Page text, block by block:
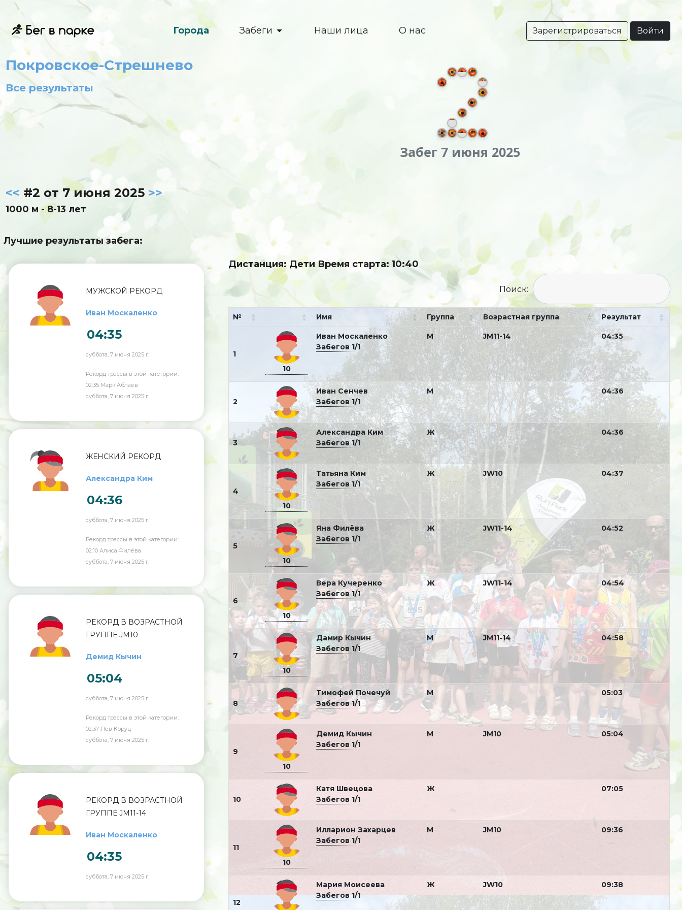
Города Забеги Наши лица О нас Зарегистрироваться Войти
Покровское-Стрешнево
Все результаты
Забег 7 июня 2025
<< #2 от 7 июня 2025 >>
1000 м - 8-13 лет
Лучшие результаты забега:
МУЖСКОЙ РЕКОРД
Иван Москаленко
04:35
суббота, 7 июня 2025 г.
Рекорд трассы в этой категории:
02:35 Марк Аблаев
суббота, 7 июня 2025 г.
ЖЕНСКИЙ РЕКОРД
Александра Ким
04:36
суббота, 7 июня 2025 г.
Рекорд трассы в этой категории:
02:10 Алиса Филёва
суббота, 7 июня 2025 г.
РЕКОРД В ВОЗРАСТНОЙ
ГРУППЕ JM10
Демид Кычин
05:04
суббота, 7 июня 2025 г.
Рекорд трассы в этой категории:
02:37 Лев Коруц
суббота, 7 июня 2025 г.
РЕКОРД В ВОЗРАСТНОЙ
ГРУППЕ JM11-14
Иван Москаленко
04:35
суббота, 7 июня 2025 г.
Дистанция: Дети Время старта: 10:40
Поиск:
№ Имя Группа Возрастная группа Результат
1
10
Иван Москаленко
Забегов 1/1
М JM11-14 04:35
2
Иван Сенчев
Забегов 1/1
М 04:36
3
Александра Ким
Забегов 1/1
Ж 04:36
4
10
Татьяна Ким
Забегов 1/1
Ж JW10 04:37
5
10
Яна Филёва
Забегов 1/1
Ж JW11-14 04:52
6
10
Вера Кучеренко
Забегов 1/1
Ж JW11-14 04:54
7
10
Дамир Кычин
Забегов 1/1
М JM11-14 04:58
8
Тимофей Почечуй
Забегов 1/1
М 05:03
9
10
Демид Кычин
Забегов 1/1
М JM10 05:04
10
Катя Швецова
Забегов 1/1
Ж 07:05
11
10
Илларион Захарцев
Забегов 1/1
М JM10 09:36
12
Мария Моисеева
Забегов 1/1
Ж JW10 09:38